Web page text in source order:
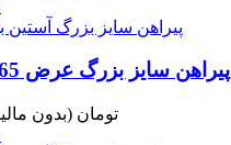
پیراهن سایز بزرگ عرض 65 و 78 سانت
1,750,000 تومان (بدون